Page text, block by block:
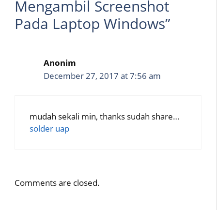
Mengambil Screenshot
Pada Laptop Windows”
Anonim
December 27, 2017 at 7:56 am
mudah sekali min, thanks sudah share…
solder uap
Comments are closed.